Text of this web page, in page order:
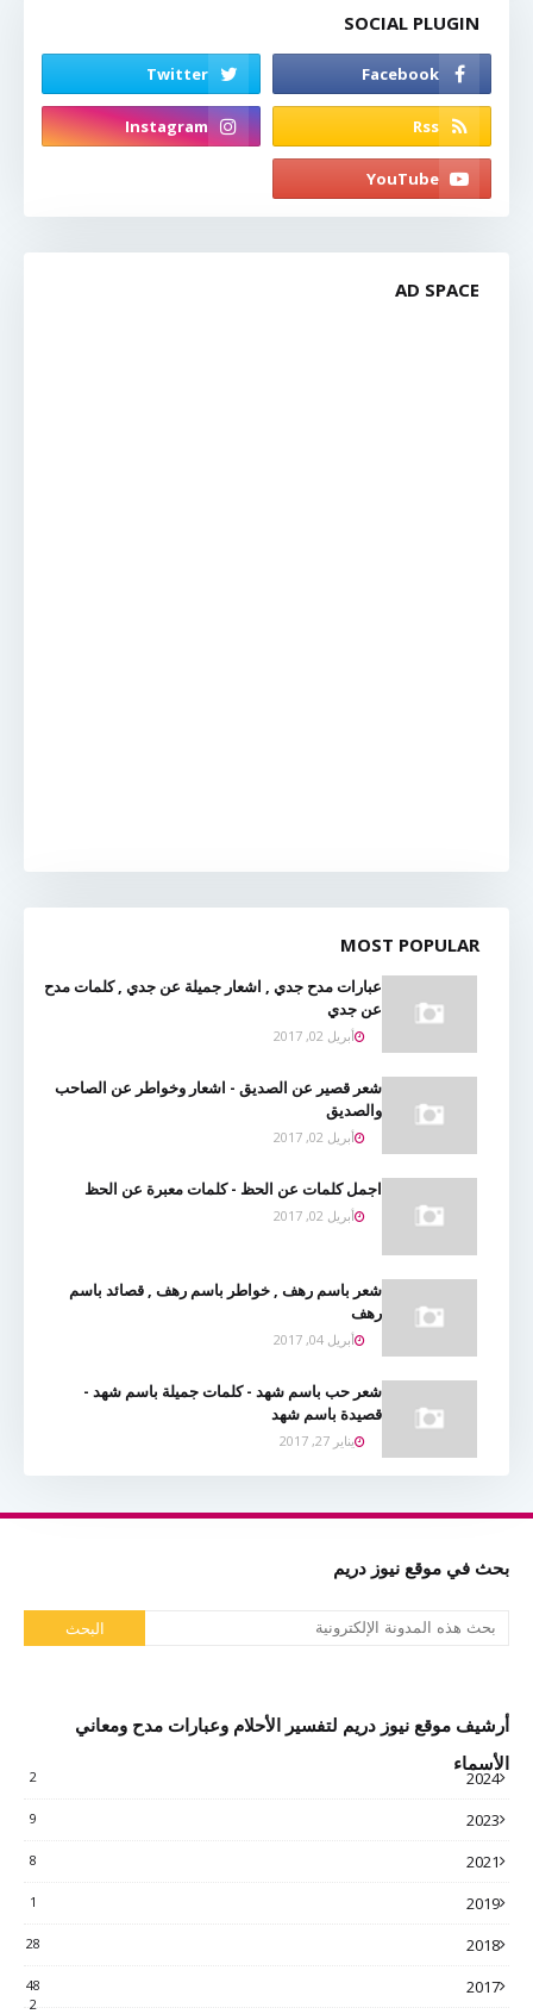
SOCIAL PLUGIN
AD SPACE
MOST POPULAR
عبارات مدح جدي , اشعار جميلة عن جدي , كلمات مدح
عن جدي
أبريل 02, 2017
شعر قصير عن الصديق - اشعار وخواطر عن الصاحب
والصديق
أبريل 02, 2017
اجمل كلمات عن الحظ - كلمات معبرة عن الحظ
أبريل 02, 2017
شعر باسم رهف , خواطر باسم رهف , قصائد باسم
رهف
أبريل 04, 2017
شعر حب باسم شهد - كلمات جميلة باسم شهد -
قصيدة باسم شهد
يناير 27, 2017
بحث في موقع نيوز دريم
أرشيف موقع نيوز دريم لتفسير الأحلام وعبارات مدح ومعاني
الأسماء
2024
2
2023
9
2021
8
2019
1
2018
28
2017
48
2